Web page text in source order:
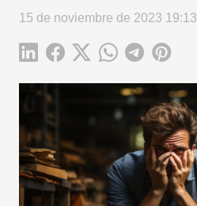
15 de noviembre de 2023 19:13